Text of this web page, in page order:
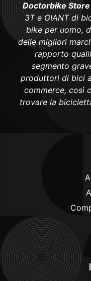
Doctorbike Store
3T e GIANT di
bike per uomo,
delle migliori
rapporto
segmento
produttori di bici
commerce, così
trovare la